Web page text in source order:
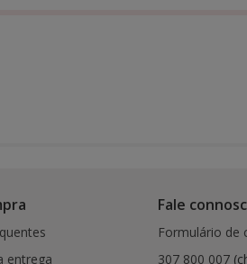
entrega
Fale
Formulário de
307 800 007